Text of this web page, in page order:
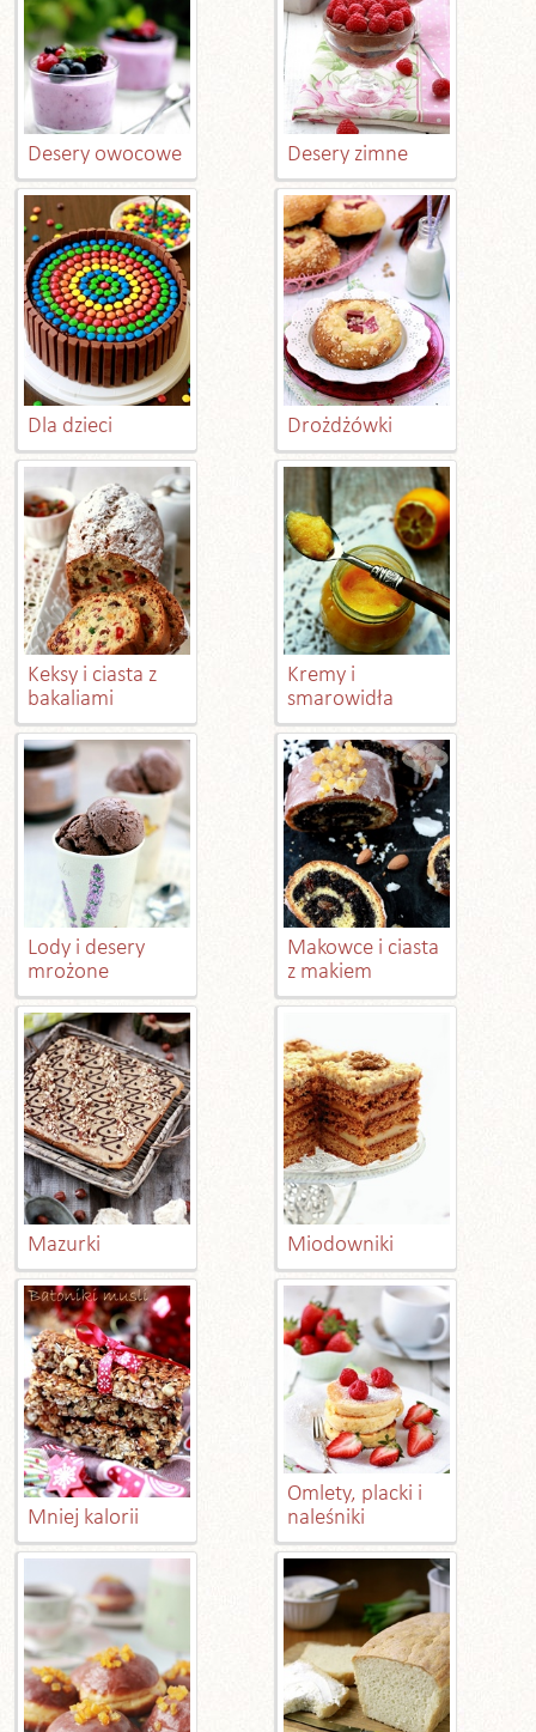
Desery owocowe Desery zimne
Dla dzieci Drożdżówki
Keksy i ciasta z
bakaliami
Kremy i
smarowidła
Lody i desery
mrożone
Makowce i ciasta
z makiem
Mazurki Miodowniki
Mniej kalorii
Omlety, placki i
naleśniki